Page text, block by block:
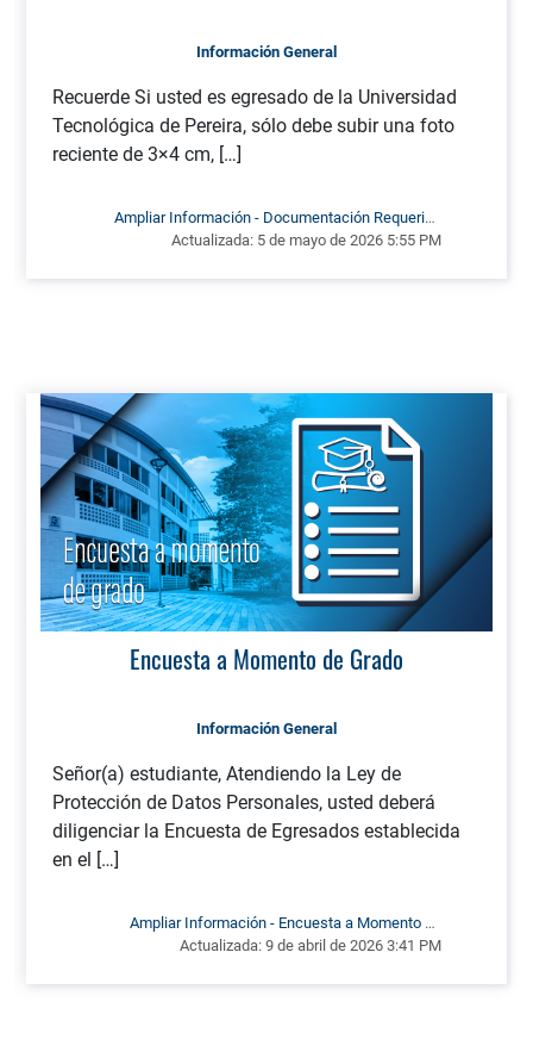
Información General
Recuerde Si usted es egresado de la Universidad
Tecnológica de Pereira, sólo debe subir una foto
reciente de 3×4 cm, […]
Ampliar Información - Documentación Requerida
Posgrado
Actualizada: 5 de mayo de 2026 5:55 PM
Encuesta a Momento de Grado
Información General
Señor(a) estudiante, Atendiendo la Ley de
Protección de Datos Personales, usted deberá
diligenciar la Encuesta de Egresados establecida
en el […]
Ampliar Información - Encuesta a Momento de
Grado
Actualizada: 9 de abril de 2026 3:41 PM